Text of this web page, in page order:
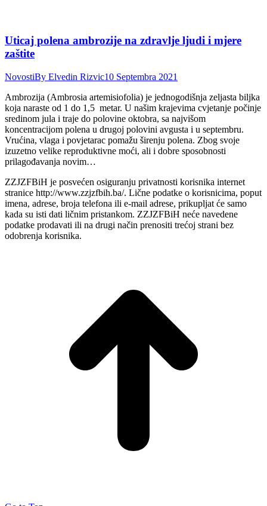
Uticaj polena ambrozije na zdravlje ljudi i mjere
zaštite
NovostiBy Elvedin Rizvic10 Septembra 2021
Ambrozija (Ambrosia artemisiofolia) je jednogodišnja zeljasta biljka
koja naraste od 1 do 1,5 metar. U našim krajevima cvjetanje počinje
sredinom jula i traje do polovine oktobra, sa najvišom
koncentracijom polena u drugoj polovini avgusta i u septembru.
Vrućina, vlaga i povjetarac pomažu širenju polena. Zbog svoje
izuzetno velike reproduktivne moći, ali i dobre sposobnosti
prilagođavanja novim…
ZZJZFBiH je posvećen osiguranju privatnosti korisnika internet
stranice http://www.zzjzfbih.ba/. Lične podatke o korisnicima, poput
imena, adrese, broja telefona ili e-mail adrese, prikupljat će samo
kada su isti dati ličnim pristankom. ZZJZFBiH neće navedene
podatke prodavati ili na drugi način prenositi trećoj strani bez
odobrenja korisnika.